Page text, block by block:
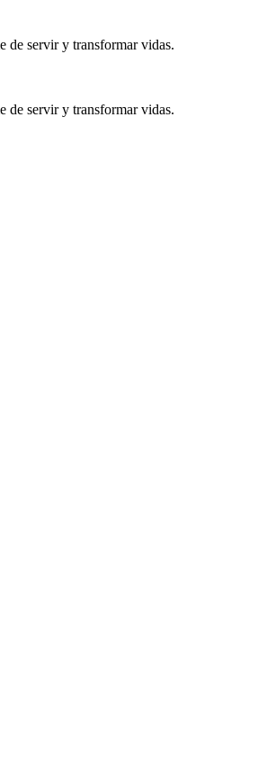
de servir y transformar vidas.
de servir y transformar vidas.